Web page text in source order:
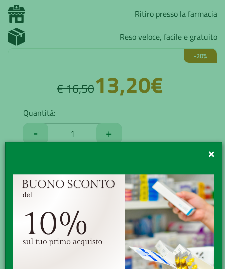
Ritiro presso la farmacia
Reso veloce, facile e gratuito
-20%
€ 16,5013,20€
Quantità:
- +
AGGIUNGI ALLA WISHLIST
DESCRIZIONE
×